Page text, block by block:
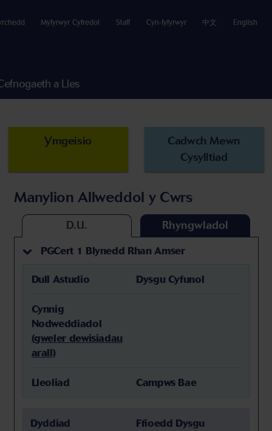
Myfyrwyr Cyfredol Staff Cyn-fyfyrwyr 中文 English
a Lles
Ymgeisio
Cadwch Mewn
Cysylltiad
Manylion Allweddol y Cwrs
D.U. Rhyngwladol
PGCert 1 Blynedd Rhan Amser
Dull Astudio Dysgu Cyfunol
Cynnig
Nodweddiadol
(gweler dewisiadau
arall)
Lleoliad Campws Bae
Dyddiad
Ffioedd Dysgu